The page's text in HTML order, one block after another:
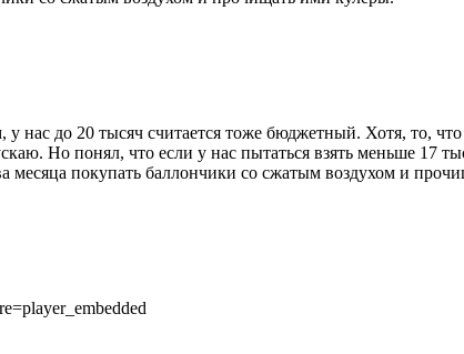
нас до 20 тысяч считается тоже бюджетный. Хотя, то,
Но понял, что если у нас пытаться взять меньше 17
месяца покупать баллончики со сжатым воздухом и